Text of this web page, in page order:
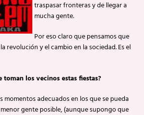
traspasar fronteras y de llegar a
mucha gente.
Por eso claro que pensamos que
revolución y el cambio en la sociedad. Es el
los vecinos estas fiestas?
momentos adecuados en los que se pueda
gente posible, (aunque supongo que